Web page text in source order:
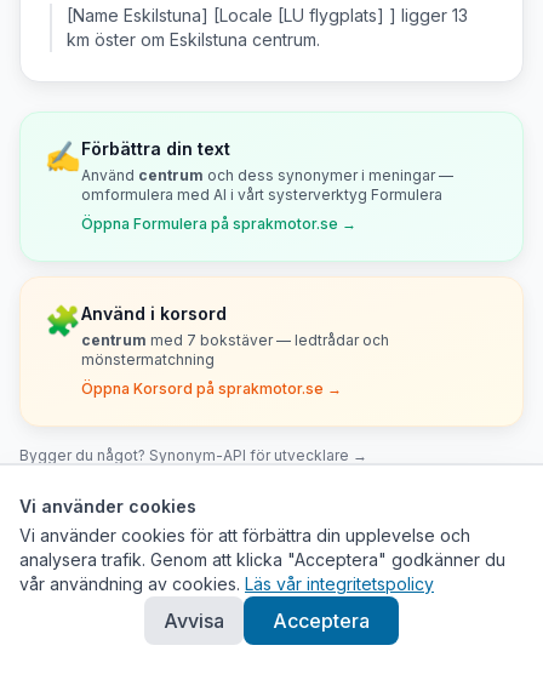
[Name Eskilstuna] [Locale [LU flygplats] ] ligger 13
km öster om Eskilstuna centrum.
✍️Förbättra din text
Använd centrum och dess synonymer i meningar —
omformulera med AI i vårt systerverktyg Formulera
Öppna Formulera på sprakmotor.se →
🧩Använd i korsord
centrum med 7 bokstäver — ledtrådar och
mönstermatchning
Öppna Korsord på sprakmotor.se →
Bygger du något? Synonym-API för utvecklare →
Stilnivå och domän
Middle
Vi använder cookies
Vi använder cookies för att förbättra din upplevelse och
analysera trafik. Genom att klicka "Acceptera" godkänner du
vår användning av cookies. Läs vår integritetspolicy
Avvisa Acceptera